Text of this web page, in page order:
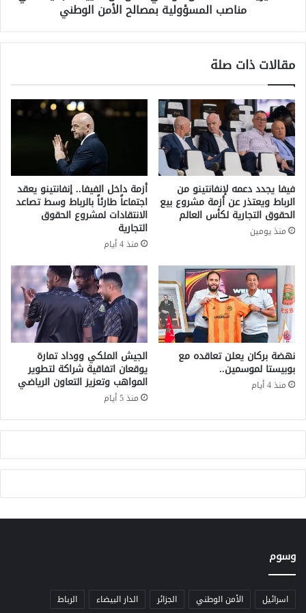
م
م
ا
ط
ق
ا
ل
م
م
ل
ك
ة
م
ا
ي
و
ا
ل
إ
ث
ن
ى
ل
م
ة
ا
م
ل
ل
م
ن
ا
ل
و
ط
ن
ي
ت
ع
ن
ع
ن
ت
ي
ي
ن
ا
د
ة
ي
ص
مناصب المسؤولية بمصالح الأمن الوطني
مقالات ذات صلة
فيفا يجدد دعمه لإنفانتينو من
الرباط ويعتذر عن أزمة مشروع بيع
الحقوق التجارية لكأس العالم
منذ يومين
أزمة داخل الفيفا.. إنفانتينو يعقد
اجتماعاً طارئاً بالرباط وسط تصاعد
الانتقادات لمشروع الحقوق
التجارية
منذ 4 أيام
نهضة بركان يعلن تعاقده مع
بوبيستا لموسمين..
منذ 4 أيام
الجيش الملكي ووداد تمارة
يوقعان اتفاقية شراكة لتطوير
المواهب وتعزيز التعاون الرياضي
منذ 5 أيام
وسوم
اسرائيل الأمن الوطني الجزائر الدار البيضاء الرباط